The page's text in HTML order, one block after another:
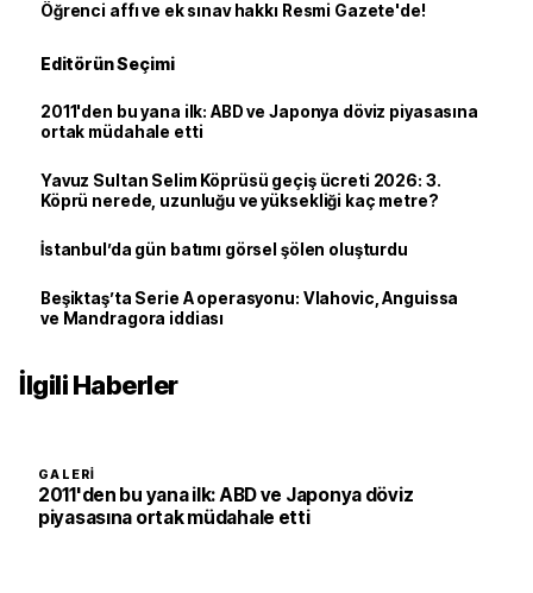
Öğrenci affı ve ek sınav hakkı Resmi Gazete'de!
Editörün Seçimi
2011'den bu yana ilk: ABD ve Japonya döviz piyasasına
ortak müdahale etti
Yavuz Sultan Selim Köprüsü geçiş ücreti 2026: 3.
Köprü nerede, uzunluğu ve yüksekliği kaç metre?
İstanbul’da gün batımı görsel şölen oluşturdu
Beşiktaş’ta Serie A operasyonu: Vlahovic, Anguissa
ve Mandragora iddiası
İlgili Haberler
GALERI
2011'den bu yana ilk: ABD ve Japonya döviz
piyasasına ortak müdahale etti